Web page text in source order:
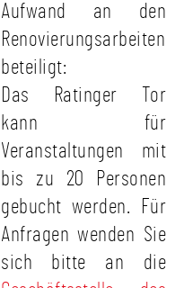
Aufwand an den
Renovierungsarbeiten
beteiligt:
Das Ratinger Tor
kann für
Veranstaltungen mit
bis zu 20 Personen
gebucht werden. Für
Anfragen wenden Sie
sich bitte an die